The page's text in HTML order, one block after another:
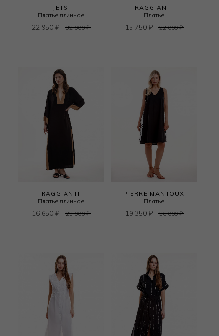
JETS
Платье длинное
22 950 ₽ 32 000₽
RAGGIANTI
Платье
15 750 ₽ 22 000₽
RAGGIANTI
Платье длинное
16 650 ₽ 23 000₽
PIERRE MANTOUX
Платье
19 350 ₽ 36 000₽